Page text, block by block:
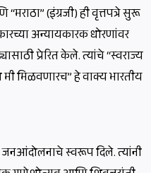
(इंग्रजी) ही वृत्तपत्रे सुरू
अन्यायकारक धोरणांवर
प्रेरित केले. त्यांचे “स्वराज्य
मिळवणारच” हे वाक्य भारतीय
जनआंदोलनाचे स्वरूप दिले. त्यांनी